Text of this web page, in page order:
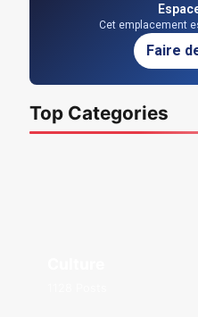
Cet emplacement
Faire
Top Categories